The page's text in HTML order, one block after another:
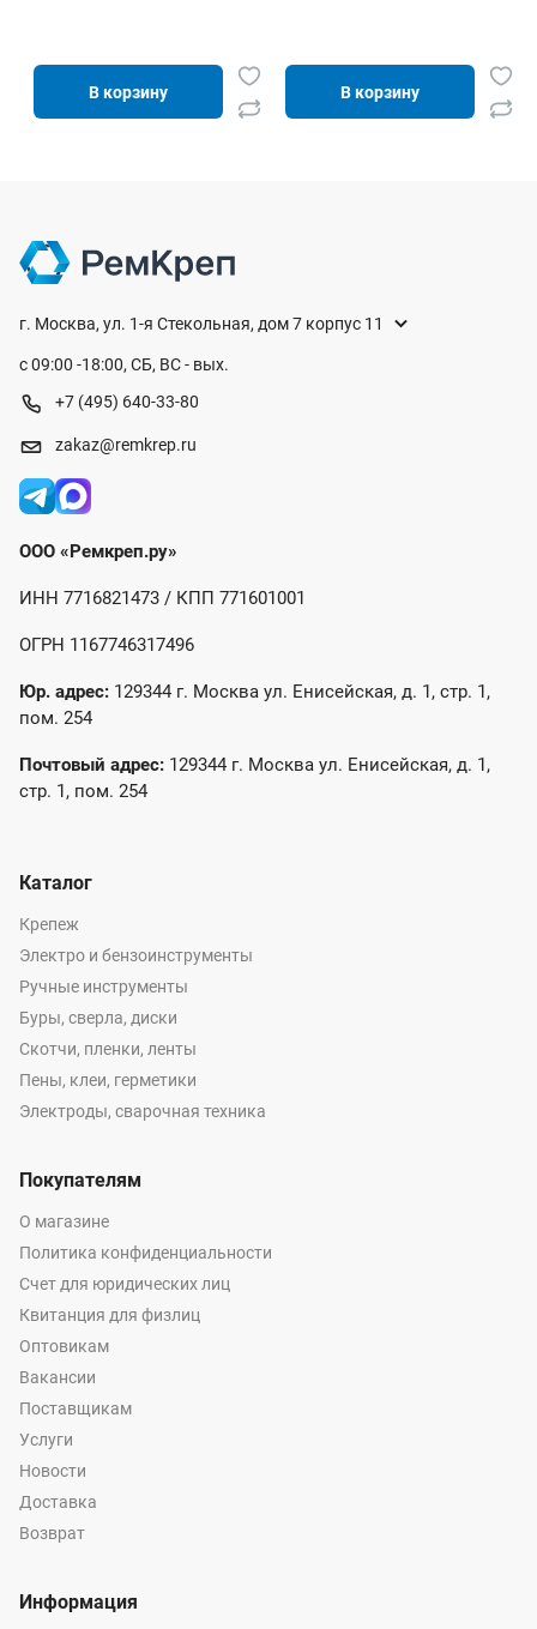
В корзину В корзину
г. Москва, ул. 1-я Стекольная, дом 7 корпус 11
с 09:00 -18:00, СБ, ВС - вых.
+7 (495) 640-33-80
zakaz@remkrep.ru
ООО «Ремкреп.ру»
ИНН 7716821473 / КПП 771601001
ОГРН 1167746317496
Юр. адрес: 129344 г. Москва ул. Енисейская, д. 1, стр. 1,
пом. 254
Почтовый адрес: 129344 г. Москва ул. Енисейская, д. 1,
стр. 1, пом. 254
Каталог
Крепеж
Электро и бензоинструменты
Ручные инструменты
Буры, сверла, диски
Скотчи, пленки, ленты
Пены, клеи, герметики
Электроды, сварочная техника
Покупателям
О магазине
Политика конфиденциальности
Счет для юридических лиц
Квитанция для физлиц
Оптовикам
Вакансии
Поставщикам
Услуги
Новости
Доставка
Возврат
Информация